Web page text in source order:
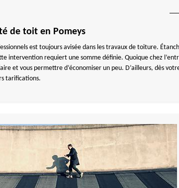
de toit en Pomeys
est toujours avisée dans les travaux de toiture.
intervention requiert une somme définie. Quoique chez
et vous permettre d’économiser un peu. D’ailleurs, dès
tarifications.